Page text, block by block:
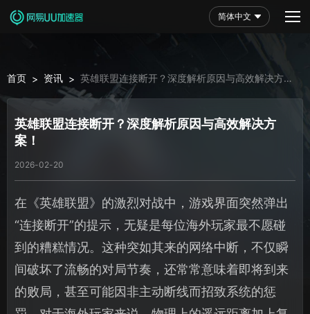
简体中文
首页 > 资讯 > 英雄联盟连接断开？深度解析原因与高效解决方
案！
英雄联盟连接断开？深度解析原因与高效解决方
案！
2026-02-20
在《英雄联盟》的激烈对战中，游戏界面突然弹出
“连接断开”的提示，无疑是每位海外玩家最不愿碰
到的糟糕情况。这种突如其来的网络中断，不仅瞬
间破坏了流畅的对局节奏，还常常意味着即将到来
的败局，甚至可能因非主动断线而招致系统的惩